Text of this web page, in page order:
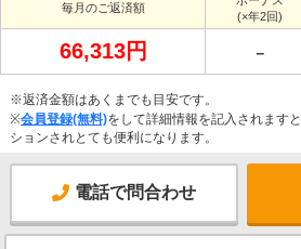
毎月のご返済額
(×年2回)
66,313円 －
※返済金額はあくまでも目安です。
※会員登録(無料)をして詳細情報を記入されます
ションされとても便利になります。
電話で問合わせ